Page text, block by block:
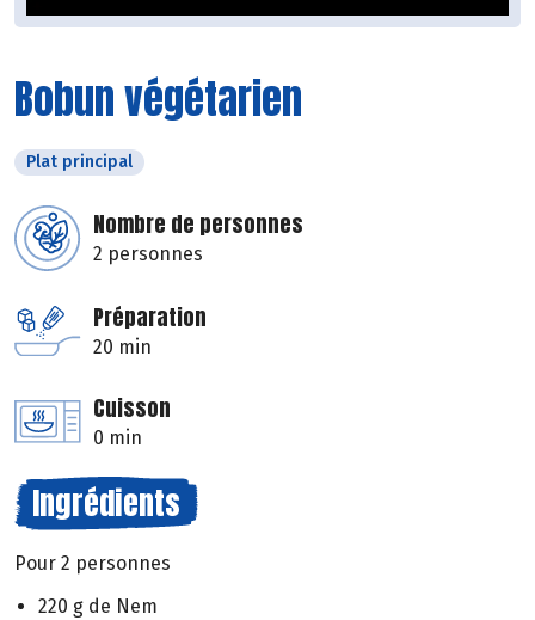
Bobun végétarien
Plat principal
Nombre de personnes
2 personnes
Préparation
20 min
Cuisson
0 min
Ingrédients
Pour 2 personnes
220 g de Nem